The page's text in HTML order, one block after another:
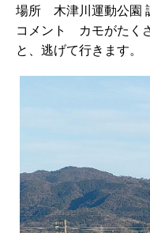
場所 木津川運動公園
コメント カモがたく
と、逃げて行きます。